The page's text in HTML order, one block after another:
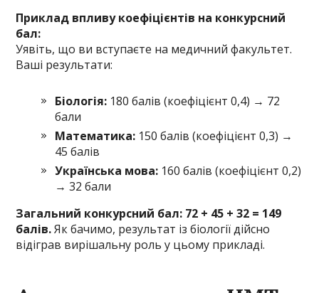
Приклад впливу коефіцієнтів на конкурсний
бал:
Уявіть, що ви вступаєте на медичний факультет.
Ваші результати:
Біологія: 180 балів (коефіцієнт 0,4) → 72
бали
Математика: 150 балів (коефіцієнт 0,3) →
45 балів
Українська мова: 160 балів (коефіцієнт 0,2)
→ 32 бали
Загальний конкурсний бал: 72 + 45 + 32 = 149
балів.Як бачимо, результат із біології дійсно
відіграв вирішальну роль у цьому прикладі.